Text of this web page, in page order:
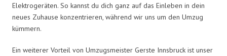
Elektrogeräten. So kannst du dich ganz auf das Einleben in dein
neues Zuhause konzentrieren, während wir uns um den Umzug
kümmern.
Ein weiterer Vorteil von Umzugsmeister Gerste Innsbruck ist unser